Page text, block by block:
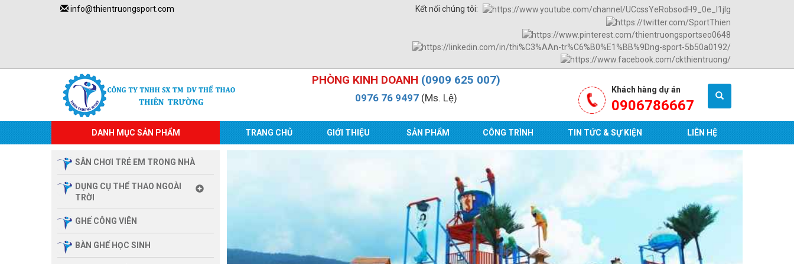
info@thientruongsport.com Kết nối chúng tôi:
PHÒNG KINH DOANH (0909 625 007)
0976 76 9497(Ms. Lệ)
Khách hàng dự án
0906786667
DANH MỤC SẢN PHẨM TRANG CHỦ GIỚI THIỆU SẢN PHẨM CÔNG TRÌNH TIN TỨC & SỰ KIỆN LIÊN HỆ
SÂN CHƠI TRẺ EM TRONG NHÀ
DỤNG CỤ THỂ THAO NGOÀI
TRỜI
GHẾ CÔNG VIÊN
BÀN GHẾ HỌC SINH